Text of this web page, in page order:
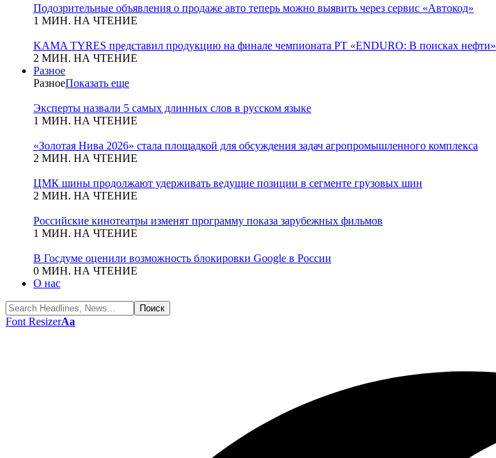
Подозрительные объявления о продаже авто теперь можно выявить через сервис «Автокод»
1 МИН. НА ЧТЕНИЕ
KAMA TYRES представил продукцию на финале чемпионата РТ «ENDURO: В поисках нефти»
2 МИН. НА ЧТЕНИЕ
Разное
РазноеПоказать еще
Эксперты назвали 5 самых длинных слов в русском языке
1 МИН. НА ЧТЕНИЕ
«Золотая Нива 2026» стала площадкой для обсуждения задач агропромышленного комплекса
2 МИН. НА ЧТЕНИЕ
ЦМК шины продолжают удерживать ведущие позиции в сегменте грузовых шин
2 МИН. НА ЧТЕНИЕ
Российские кинотеатры изменят программу показа зарубежных фильмов
1 МИН. НА ЧТЕНИЕ
В Госдуме оценили возможность блокировки Google в России
0 МИН. НА ЧТЕНИЕ
О нас
Font ResizerAa